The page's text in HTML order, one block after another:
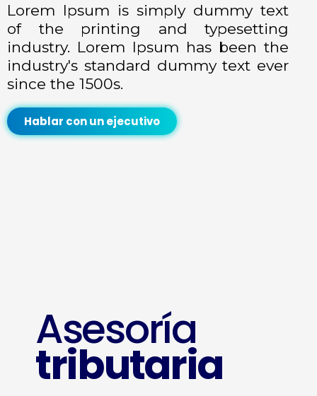
Lorem Ipsum is simply dummy text
of the printing and typesetting
industry. Lorem Ipsum has been the
industry's standard dummy text ever
since the 1500s.
Hablar con un ejecutivo
Asesoría
tributaria